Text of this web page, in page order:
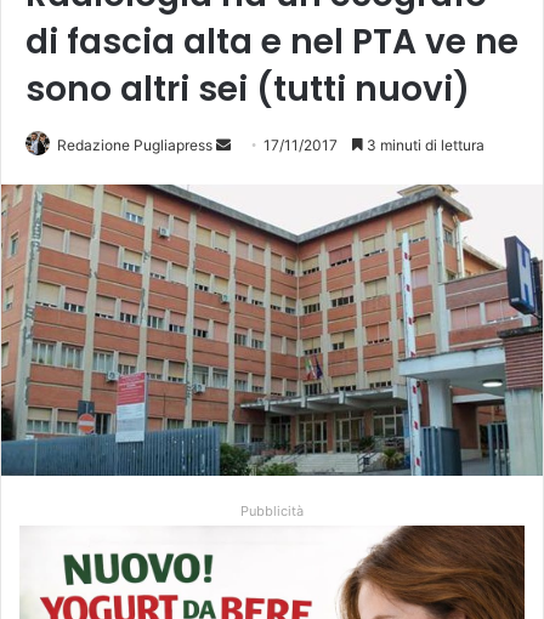
di fascia alta e nel PTA ve ne
sono altri sei (tutti nuovi)
Redazione Pugliapress
v
i
a
u
n
e
m
a
i
17/11/2017 3 minuti di lettura
Pubblicità